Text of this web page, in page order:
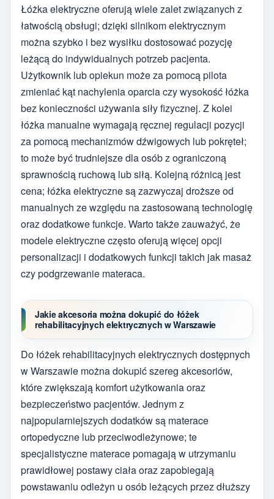
Łóżka elektryczne oferują wiele zalet związanych z
łatwością obsługi; dzięki silnikom elektrycznym
można szybko i bez wysiłku dostosować pozycję
leżącą do indywidualnych potrzeb pacjenta.
Użytkownik lub opiekun może za pomocą pilota
zmieniać kąt nachylenia oparcia czy wysokość łóżka
bez konieczności używania siły fizycznej. Z kolei
łóżka manualne wymagają ręcznej regulacji pozycji
za pomocą mechanizmów dźwigowych lub pokręteł;
to może być trudniejsze dla osób z ograniczoną
sprawnością ruchową lub siłą. Kolejną różnicą jest
cena; łóżka elektryczne są zazwyczaj droższe od
manualnych ze względu na zastosowaną technologię
oraz dodatkowe funkcje. Warto także zauważyć, że
modele elektryczne często oferują więcej opcji
personalizacji i dodatkowych funkcji takich jak masaż
czy podgrzewanie materaca.
Jakie akcesoria można dokupić do łóżek
rehabilitacyjnych elektrycznych w Warszawie
Do łóżek rehabilitacyjnych elektrycznych dostępnych
w Warszawie można dokupić szereg akcesoriów,
które zwiększają komfort użytkowania oraz
bezpieczeństwo pacjentów. Jednym z
najpopularniejszych dodatków są materace
ortopedyczne lub przeciwodleżynowe; te
specjalistyczne materace pomagają w utrzymaniu
prawidłowej postawy ciała oraz zapobiegają
powstawaniu odleżyn u osób leżących przez dłuższy